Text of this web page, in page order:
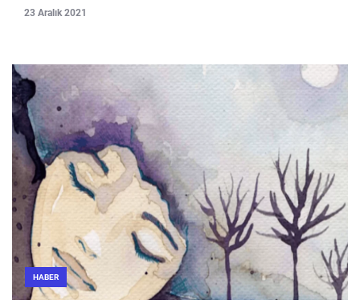
23 Aralık 2021
HABER